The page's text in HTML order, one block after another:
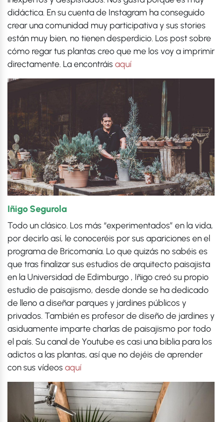
didáctica. En su cuenta de Instagram ha conseguido
crear una comunidad muy participativa y sus stories
están muy bien, no tienen desperdicio. Los post sobre
cómo regar tus plantas creo que me los voy a imprimir
directamente. La encontráis aquí
Iñigo Segurola
Todo un clásico. Los más “experimentados” en la vida,
por decirlo así, le conoceréis por sus apariciones en el
programa de Bricomanía. Lo que quizás no sabéis es
que tras finalizar sus estudios de arquitecto paisajista
en la Universidad de Edimburgo , Iñigo creó su propio
estudio de paisajismo, desde donde se ha dedicado
de lleno a diseñar parques y jardines públicos y
privados. También es profesor de diseño de jardines y
asiduamente imparte charlas de paisajismo por todo
el país. Su canal de Youtube es casi una biblia para los
adictos a las plantas, así que no dejéis de aprender
con sus vídeos aquí